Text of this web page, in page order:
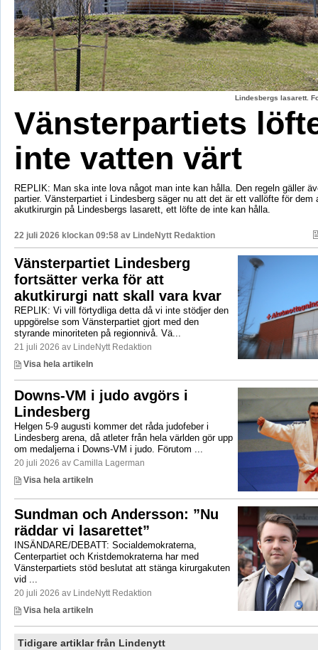
Lindesbergs lasarett.
Vänsterpartiets
inte vatten värt
REPLIK: Man ska inte lova något man inte kan hålla. Den regeln gäller
partier. Vänsterpartiet i Lindesberg säger nu att det är ett vallöfte för dem
akutkirurgin på Lindesbergs lasarett, ett löfte de inte kan hålla.
22 juli 2026 klockan 09:58 av LindeNytt Redaktion
Vänsterpartiet Lindesberg
fortsätter verka för att
akutkirurgi natt skall vara kvar
REPLIK: Vi vill förtydliga detta då vi inte stödjer den
uppgörelse som Vänsterpartiet gjort med den
styrande minoriteten på regionnivå. Vä...
21 juli 2026 av LindeNytt Redaktion
Visa hela artikeln
Downs-VM i judo avgörs i
Lindesberg
Helgen 5-9 augusti kommer det råda judofeber i
Lindesberg arena, då atleter från hela världen gör upp
om medaljerna i Downs-VM i judo. Förutom ...
20 juli 2026 av Camilla Lagerman
Visa hela artikeln
Sundman och Andersson: ”Nu
räddar vi lasarettet”
INSÄNDARE/DEBATT: Socialdemokraterna,
Centerpartiet och Kristdemokraterna har med
Vänsterpartiets stöd beslutat att stänga kirurgakuten
vid ...
20 juli 2026 av LindeNytt Redaktion
Visa hela artikeln
Tidigare artiklar från Lindenytt